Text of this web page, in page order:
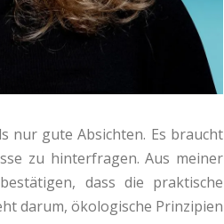
nur gute Absichten. Es braucht
zu hinterfragen. Aus meiner
dass die praktische
darum, ökologische Prinzipien